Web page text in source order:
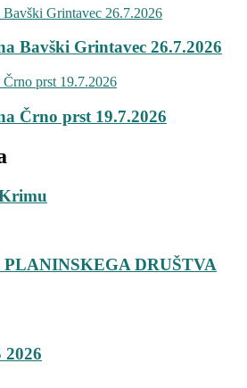
Bavški Grintavec 26.7.2026
Črno prst 19.7.2026
DRUŠTVA
2026